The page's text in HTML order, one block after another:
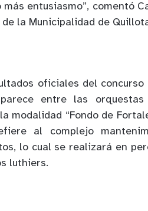
más entusiasmo”, comentó
de la Municipalidad de
oficiales del
entre las
modalidad “Fondo de
al complejo
lo cual se realizará en
luthiers.